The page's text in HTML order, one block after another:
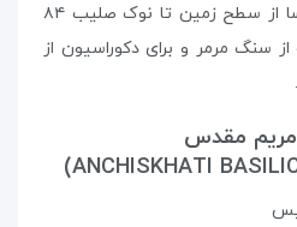
زیرین ۱۳ متر و ارتفاع کلیسا از سطح زمین تا نوک صلیب ۸۴
مرمر و برای دکوراسیون از
مقدس